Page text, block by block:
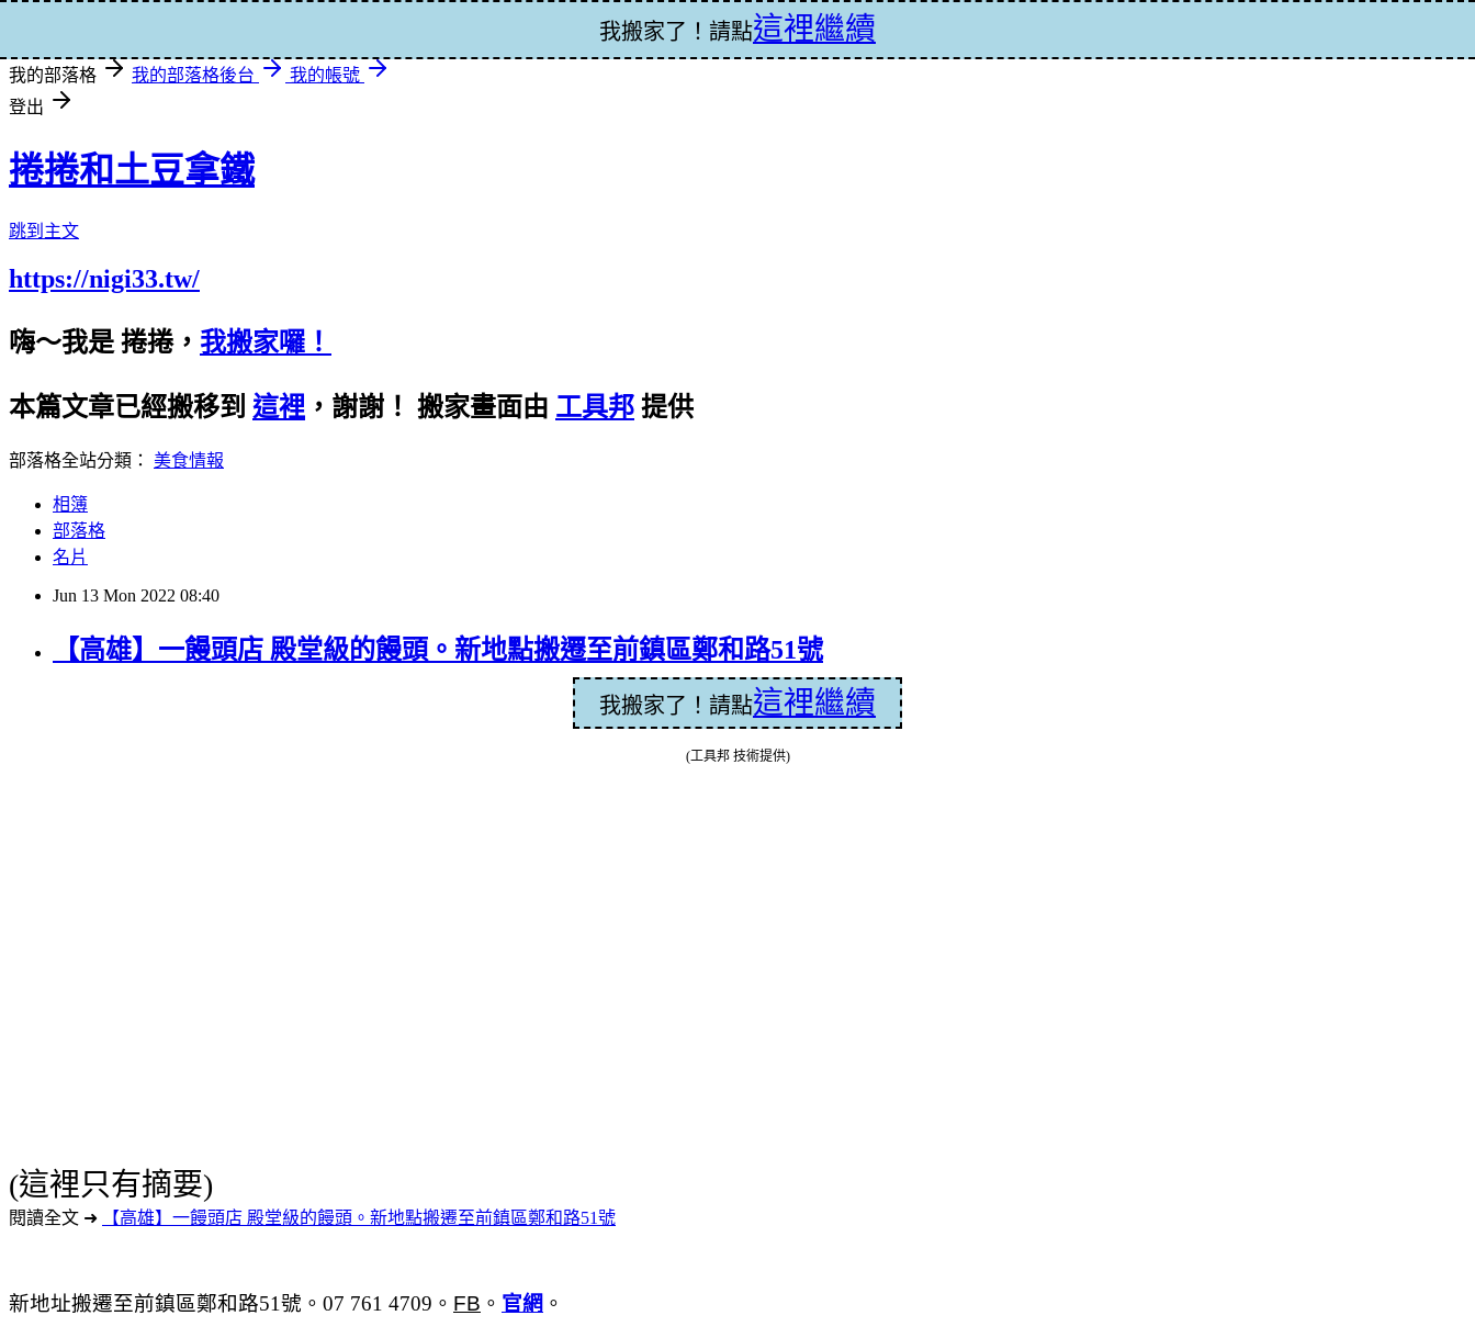
我的部落格 我的部落格後台
我的帳號
登出
捲捲和土豆拿鐵
跳到主文
https://nigi33.tw/
嗨～我是 捲捲， 我搬家囉！
本篇文章已經搬移到 這裡 ，謝謝！ 搬家畫面由 工具邦 提供
部落格全站分類： 美食情報
相簿
部落格
名片
Jun 13 Mon 2022 08:40
【高雄】一饅頭店 殿堂級的饅頭。新地點搬遷至前鎮區鄭和路51號
我搬家了！請點這裡繼續
(工具邦 技術提供)
我搬家了！請點這裡繼續
(這裡只有摘要)
閱讀全文 ➜ 【高雄】一饅頭店 殿堂級的饅頭。新地點搬遷至前鎮區鄭和路51號
新地址搬遷至前鎮區鄭和路51號。07 761 4709。 FB 。 官網 。